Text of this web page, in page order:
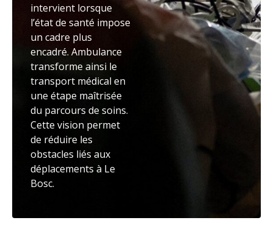
intervient lorsque
l’état de santé impose
un cadre plus
encadré. Ambulance
transforme ainsi le
transport médical en
une étape maîtrisée
du parcours de soins.
Cette vision permet
de réduire les
obstacles liés aux
déplacements à Le
Bosc.